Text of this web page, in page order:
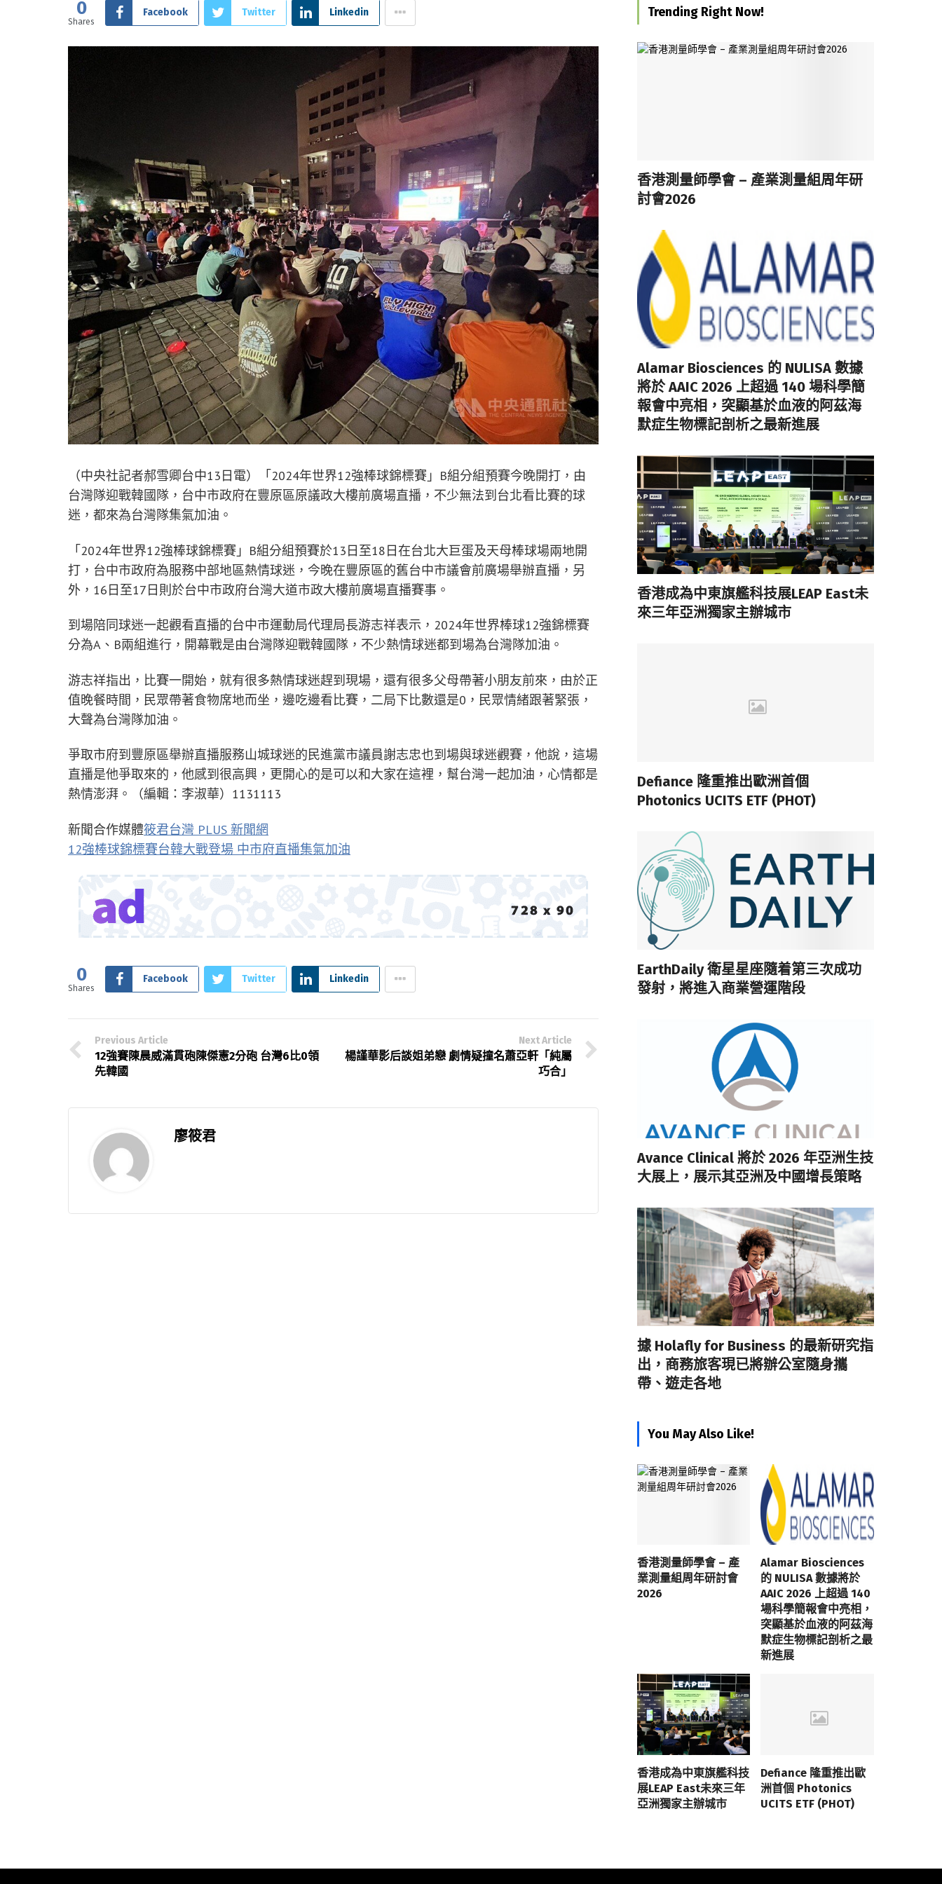
0
Shares
Facebook Twitter Linkedin
（中央社記者郝雪卿台中13日電）「2024年世界12強棒球錦標賽」B組分組預賽今晚開打，由
台灣隊迎戰韓國隊，台中市政府在豐原區原議政大樓前廣場直播，不少無法到台北看比賽的球
迷，都來為台灣隊集氣加油。
「2024年世界12強棒球錦標賽」B組分組預賽於13日至18日在台北大巨蛋及天母棒球場兩地開
打，台中市政府為服務中部地區熱情球迷，今晚在豐原區的舊台中市議會前廣場舉辦直播，另
外，16日至17日則於台中市政府台灣大道市政大樓前廣場直播賽事。
到場陪同球迷一起觀看直播的台中市運動局代理局長游志祥表示，2024年世界棒球12強錦標賽
分為A、B兩組進行，開幕戰是由台灣隊迎戰韓國隊，不少熱情球迷都到場為台灣隊加油。
游志祥指出，比賽一開始，就有很多熱情球迷趕到現場，還有很多父母帶著小朋友前來，由於正
值晚餐時間，民眾帶著食物席地而坐，邊吃邊看比賽，二局下比數還是0，民眾情緒跟著緊張，
大聲為台灣隊加油。
爭取市府到豐原區舉辦直播服務山城球迷的民進黨市議員謝志忠也到場與球迷觀賽，他說，這場
直播是他爭取來的，他感到很高興，更開心的是可以和大家在這裡，幫台灣一起加油，心情都是
熱情澎湃。（編輯：李淑華）1131113
新聞合作媒體筱君台灣 PLUS 新聞網
12強棒球錦標賽台韓大戰登場 中市府直播集氣加油
0
Shares
Facebook Twitter Linkedin
Previous Article
12強賽陳晨威滿貫砲陳傑憲2分砲 台灣6比0領
先韓國
Next Article
楊謹華影后談姐弟戀 劇情疑撞名蕭亞軒「純屬
巧合」
廖筱君
Trending Right Now!
香港測量師學會 – 產業測量組周年研
討會2026
Alamar Biosciences 的 NULISA 數據
將於 AAIC 2026 上超過 140 場科學簡
報會中亮相，突顯基於血液的阿茲海
默症生物標記剖析之最新進展
香港成為中東旗艦科技展LEAP East未
來三年亞洲獨家主辦城市
Defiance 隆重推出歐洲首個
Photonics UCITS ETF (PHOT)
EarthDaily 衛星星座隨着第三次成功
發射，將進入商業營運階段
Avance Clinical 將於 2026 年亞洲生技
大展上，展示其亞洲及中國增長策略
據 Holafly for Business 的最新研究指
出，商務旅客現已將辦公室隨身攜
帶、遊走各地
You May Also Like!
香港測量師學會 – 產
業測量組周年研討會
2026
Alamar Biosciences
的 NULISA 數據將於
AAIC 2026 上超過 140
場科學簡報會中亮相，
突顯基於血液的阿茲海
默症生物標記剖析之最
新進展
香港成為中東旗艦科技
展LEAP East未來三年
亞洲獨家主辦城市
Defiance 隆重推出歐
洲首個 Photonics
UCITS ETF (PHOT)